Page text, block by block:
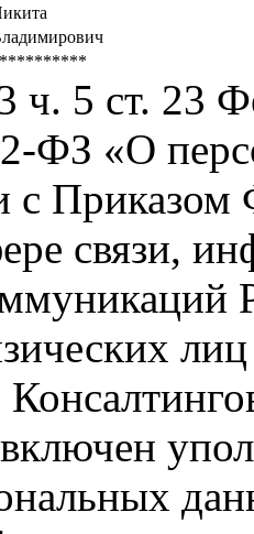
ч. 5 ст. 23
ФЗ «О
с
связи,
включен